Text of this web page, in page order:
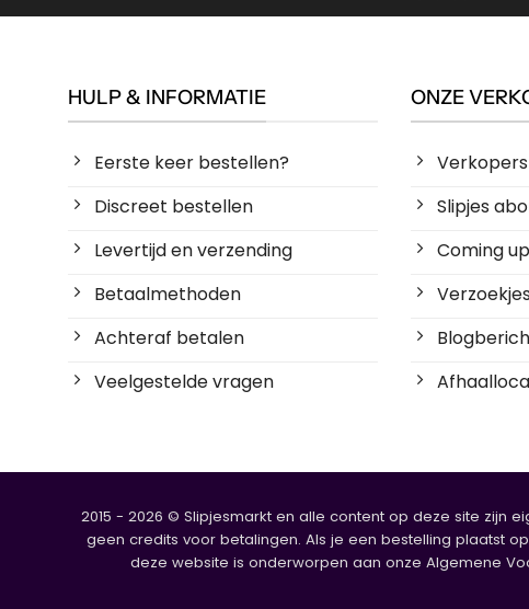
HULP & INFORMATIE
Eerste keer bestellen?
Discreet bestellen
Levertijd en verzending
Betaalmethoden
Achteraf betalen
Veelgestelde vragen
ONZE
Slipjes
Coming up
2015 - 2026 © Slipjesmarkt en alle content op deze site zijn
geen credits voor betalingen. Als je een bestelling plaatst
deze website is onderworpen aan onze Algemene